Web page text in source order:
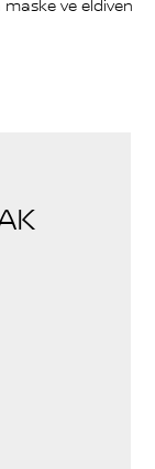
maske ve eldiven